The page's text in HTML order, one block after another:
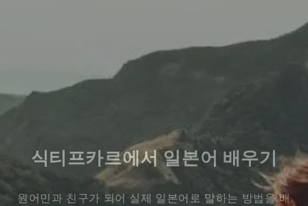
식티프카르에서 일본어 배우기
원어민과 친구가 되어 실제 일본어로 말하는 방법을 배